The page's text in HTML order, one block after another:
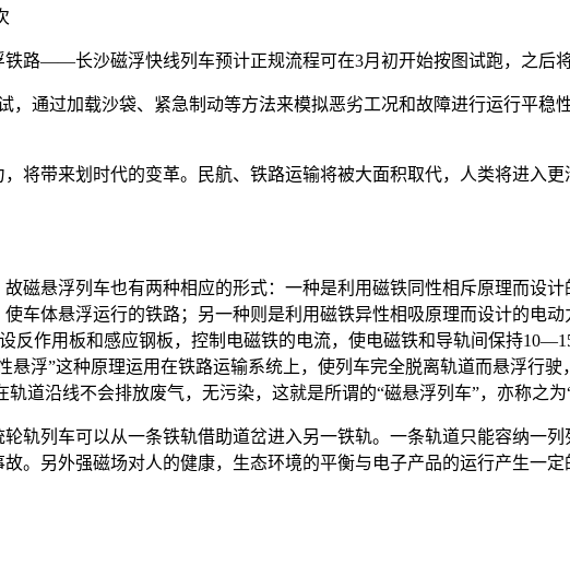
路——长沙磁浮快线列车预计正规流程可在3月初开始按图试跑，之后将
，通过加载沙袋、紧急制动等方法来模拟恶劣工况和故障进行运行平稳
带来划时代的变革。民航、铁路运输将被大面积取代，人类将进入
悬浮列车也有两种相应的形式：一种是利用磁铁同性相斥原理而设
车体悬浮运行的铁路；另一种则是利用磁铁异性相吸原理而设计的电
反作用板和感应钢板，控制电磁铁的电流，使电磁铁和导轨间保持
浮”这种原理运用在铁路运输系统上，使列车完全脱离轨道而悬浮行
道沿线不会排放废气，无污染，这就是所谓的“磁悬浮列车”，亦称之为“
列车可以从一条铁轨借助道岔进入另一铁轨。一条轨道只能容纳一
。另外强磁场对人的健康，生态环境的平衡与电子产品的运行产生一定